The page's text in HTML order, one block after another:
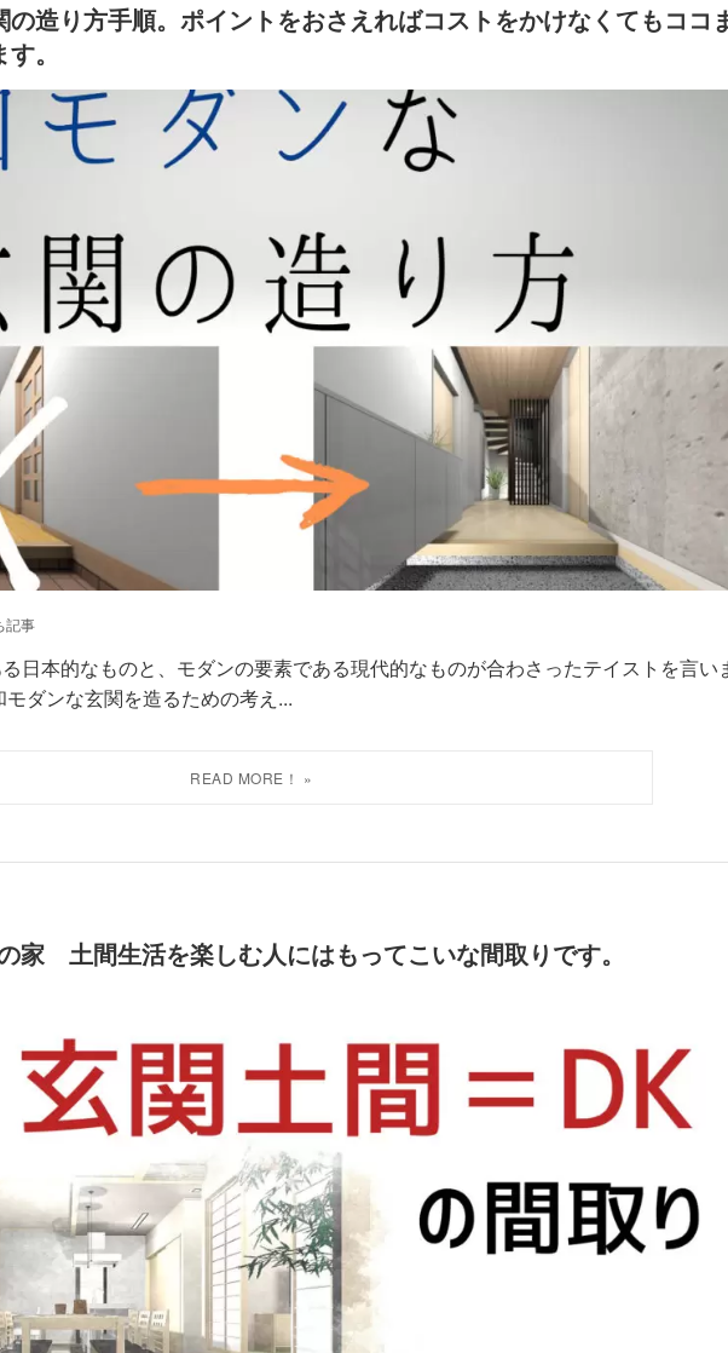
の造り方手順。ポイントをおさえればコストをかけなくてもココ
。
記事
日本的なものと、モダンの要素である現代的なものが合わさったテイストを言い
ダンな玄関を造るための考え...
家 土間生活を楽しむ人にはもってこいな間取りです。